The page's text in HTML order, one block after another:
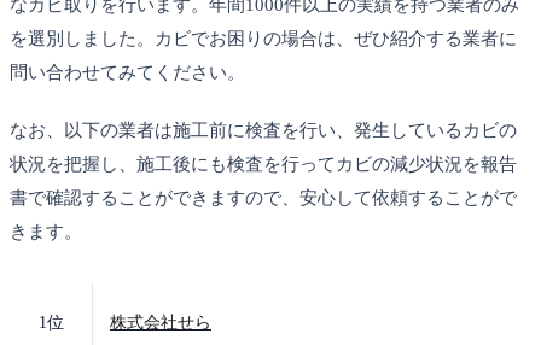
なカビ取りを行います。年間1000件以上の実績を持つ業者のみ
を選別しました。カビでお困りの場合は、ぜひ紹介する業者に
問い合わせてみてください。
なお、以下の業者は施工前に検査を行い、発生しているカビの
状況を把握し、施工後にも検査を行ってカビの減少状況を報告
書で確認することができますので、安心して依頼することがで
きます。
1位 株式会社せら